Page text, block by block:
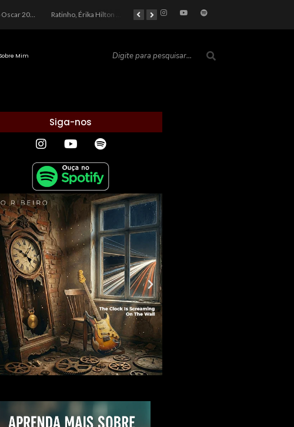
O Brasil no Oscar 2026: Entre a Cota do Politicamente Correto e a Realidade das Telas Ratinho, Érika Hilton e a Farsa Política: Quem Ganha com o Barulho no País de Bobson? As controvérsias que marcam o cenário político e econômico nacional
Sobre Mim
Siga-nos